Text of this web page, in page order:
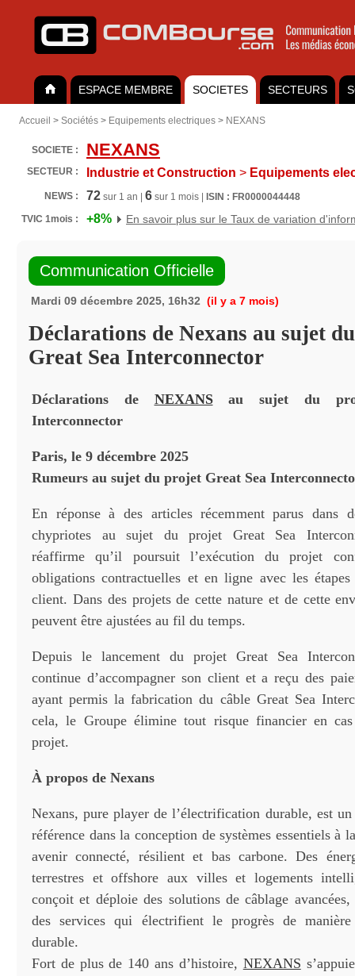
ESPACE MEMBRE SOCIETES SECTEURS
Accueil > Sociétés > Equipements electriques > NEXANS
SOCIETE : NEXANS
SECTEUR : Industrie et Construction > Equipements
NEWS : 72 sur 1 an | 6 sur 1 mois |
ISIN : FR0000044448
TVIC 1mois :
+8% En savoir plus sur le Taux de variation
Communication Officielle
Mardi 09 décembre 2025, 16h32 (il y a 7 mois)
Déclarations de Nexans au sujet
Great Sea Interconnector
Déclarations de NEXANSau sujet du
Interconnector
Paris, le 9 décembre 2025
Rumeurs au sujet du projet Great Sea
En réponse à des articles récemment parus dans
chypriotes au sujet du projet Great Sea
réaffirme qu’il poursuit l’exécution du projet
obligations contractuelles et en ligne avec les
client. Dans des projets de cette nature et de cette
peuvent être ajustées au fil du temps.
Depuis le lancement du projet Great Sea
continue d’accompagner son client et a reçu des
ayant permis la fabrication du câble Great Sea
cela, le Groupe élimine tout risque financier en cas
projet.
À propos de Nexans
Nexans, pure player de l’électrification durable, est
référence dans la conception de systèmes essentiels à
avenir connecté, résilient et bas carbone. Des
terrestres et offshore aux villes et logements
conçoit et déploie des solutions de câblage avancées,
des services qui électrifient le progrès de
durable.
Fort de plus de 140 ans d’histoire, NEXANS